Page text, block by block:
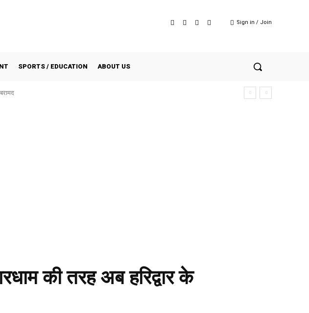
Sign in / Join
SPORTS / EDUCATION ABOUT US
की तरह अब हरिद्वार के